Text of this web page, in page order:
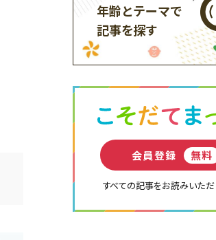
年齢とテーマで
記事を探す
会員登録 無料
すべての記事をお読みいただ